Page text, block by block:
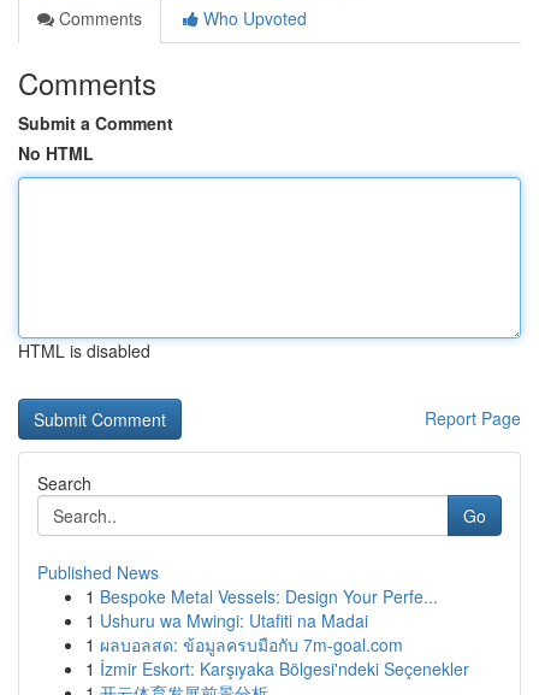
Comments
Who Upvoted
Comments
Submit a Comment
No HTML
HTML is disabled
Report Page
Search
Go
Published News
1 Bespoke Metal Vessels: Design Your Perfe...
1 Ushuru wa Mwingi: Utafiti na Madai
1 ผลบอลสด: ข้อมูลครบมือกับ 7m-goal.com
1 İzmir Eskort: Karşıyaka Bölgesi'ndeki Seçenekler